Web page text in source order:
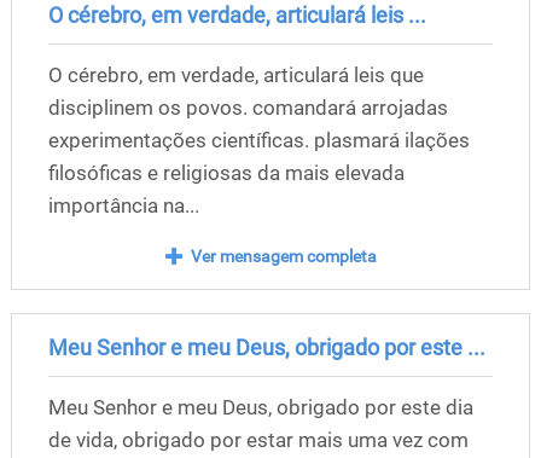
O cérebro, em verdade, articulará leis ...
O cérebro, em verdade, articulará leis que
disciplinem os povos. comandará arrojadas
experimentações científicas. plasmará ilações
filosóficas e religiosas da mais elevada
importância na...
Ver mensagem completa
Meu Senhor e meu Deus, obrigado por este ...
Meu Senhor e meu Deus, obrigado por este dia
de vida, obrigado por estar mais uma vez com